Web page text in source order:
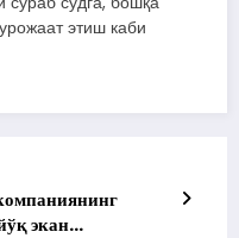
этиш каби
экан